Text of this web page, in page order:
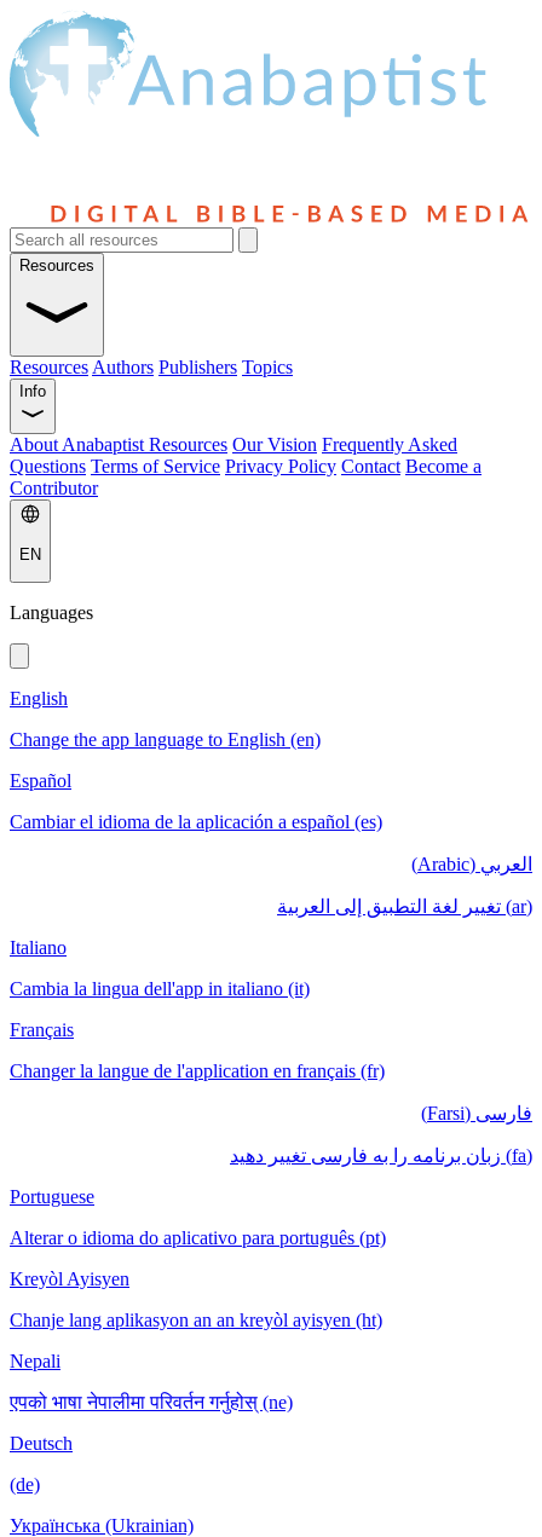
Resources
Resources Authors Publishers Topics
Info
About Anabaptist Resources Our Vision Frequently Asked
Questions Terms of Service Privacy Policy Contact Become a
Contributor
EN
Languages
English
Change the app language to English (en)
Español
Cambiar el idioma de la aplicación a español (es)
العربي (Arabic)
(ar) تغيير لغة التطبيق إلى العربية
Italiano
Cambia la lingua dell'app in italiano (it)
Français
Changer la langue de l'application en français (fr)
فارسی (Farsi)
(fa) زبان برنامه را به فارسی تغییر دهید
Portuguese
Alterar o idioma do aplicativo para português (pt)
Kreyòl Ayisyen
Chanje lang aplikasyon an an kreyòl ayisyen (ht)
Nepali
एपको भाषा नेपालीमा परिवर्तन गर्नुहोस् (ne)
Deutsch
(de)
Українська (Ukrainian)